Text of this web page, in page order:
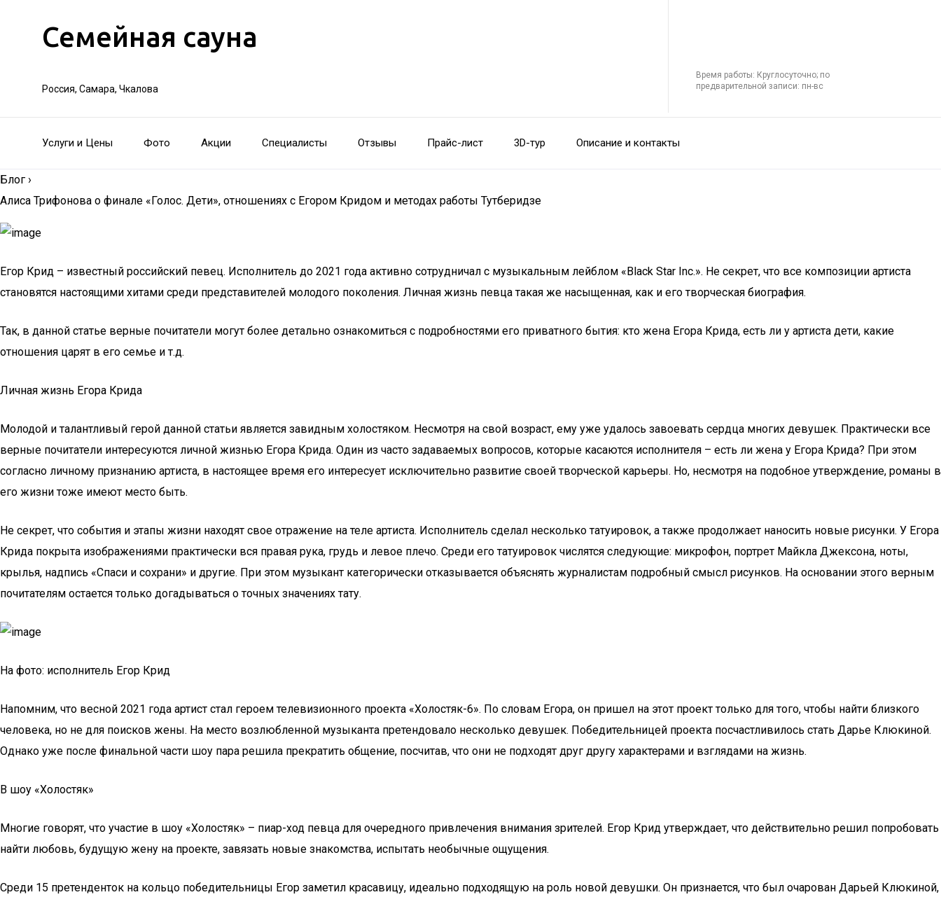
Семейная сауна
Россия, Самара, Чкалова
Время работы: Круглосуточно; по
предварительной записи: пн-вс
Услуги и Цены Фото Акции Специалисты Отзывы Прайс-лист 3D-тур Описание и контакты
Блог ›
Алиса Трифонова о финале «Голос. Дети», отношениях с Егором Кридом и методах работы Тутберидзе
Егор Крид – известный российский певец. Исполнитель до 2021 года активно сотрудничал с музыкальным лейблом «Black Star Inc.». Не секрет, что все композиции артиста
становятся настоящими хитами среди представителей молодого поколения. Личная жизнь певца такая же насыщенная, как и его творческая биография.
Так, в данной статье верные почитатели могут более детально ознакомиться с подробностями его приватного бытия: кто жена Егора Крида, есть ли у артиста дети, какие
отношения царят в его семье и т.д.
Личная жизнь Егора Крида
Молодой и талантливый герой данной статьи является завидным холостяком. Несмотря на свой возраст, ему уже удалось завоевать сердца многих девушек. Практически все
верные почитатели интересуются личной жизнью Егора Крида. Один из часто задаваемых вопросов, которые касаются исполнителя – есть ли жена у Егора Крида? При этом
согласно личному признанию артиста, в настоящее время его интересует исключительно развитие своей творческой карьеры. Но, несмотря на подобное утверждение, романы в
его жизни тоже имеют место быть.
Не секрет, что события и этапы жизни находят свое отражение на теле артиста. Исполнитель сделал несколько татуировок, а также продолжает наносить новые рисунки. У Егора
Крида покрыта изображениями практически вся правая рука, грудь и левое плечо. Среди его татуировок числятся следующие: микрофон, портрет Майкла Джексона, ноты,
крылья, надпись «Спаси и сохрани» и другие. При этом музыкант категорически отказывается объяснять журналистам подробный смысл рисунков. На основании этого верным
почитателям остается только догадываться о точных значениях тату.
На фото: исполнитель Егор Крид
Напомним, что весной 2021 года артист стал героем телевизионного проекта «Холостяк-6». По словам Егора, он пришел на этот проект только для того, чтобы найти близкого
человека, но не для поисков жены. На место возлюбленной музыканта претендовало несколько девушек. Победительницей проекта посчастливилось стать Дарье Клюкиной.
Однако уже после финальной части шоу пара решила прекратить общение, посчитав, что они не подходят друг другу характерами и взглядами на жизнь.
В шоу «Холостяк»
Многие говорят, что участие в шоу «Холостяк» – пиар-ход певца для очередного привлечения внимания зрителей. Егор Крид утверждает, что действительно решил попробовать
найти любовь, будущую жену на проекте, завязать новые знакомства, испытать необычные ощущения.
Среди 15 претенденток на кольцо победительницы Егор заметил красавицу, идеально подходящую на роль новой девушки. Он признается, что был очарован Дарьей Клюкиной,